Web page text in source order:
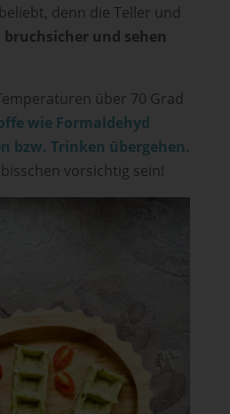
denn die Teller und
und sehen
über 70 Grad
wie Formaldehyd
bzw. Trinken übergehen.
vorsichtig sein!